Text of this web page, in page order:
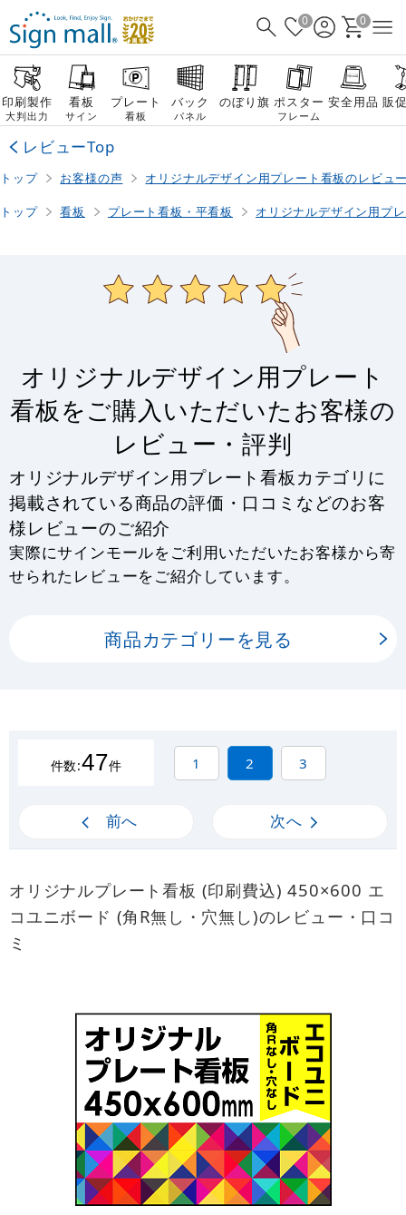
0 0
印刷製作
大判出力
看板
サイン
プレート
看板
バック
パネル
のぼり旗 ポスター
フレーム
安全用品 販
レビューTop
トップ お客様の声 オリジナルデザイン用プレート看板のレビュ
トップ 看板 プレート看板・平看板 オリジナルデザイン用プ
オリジナルデザイン用プレート
看板をご購入いただいたお客様の
レビュー・評判
オリジナルデザイン用プレート看板カテゴリに
掲載されている商品の評価・口コミなどのお客
様レビューのご紹介
実際にサインモールをご利用いただいたお客様から寄
せられたレビューをご紹介しています。
商品カテゴリーを見る
件数:47件 1 2 3
前へ 次へ
オリジナルプレート看板 (印刷費込) 450×600 エ
コユニボード (角R無し・穴無し)のレビュー・口コ
ミ